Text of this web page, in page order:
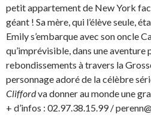
petit appartement de New York
géant ! Sa mère, qui l’élève seule,
Emily s’embarque avec son oncle
qu’imprévisible, dans une aventure
rebondissements à travers la
personnage adoré de la célèbre
Cliffordva donner au monde une
+ d’infos : 02.97.38.15.99 /